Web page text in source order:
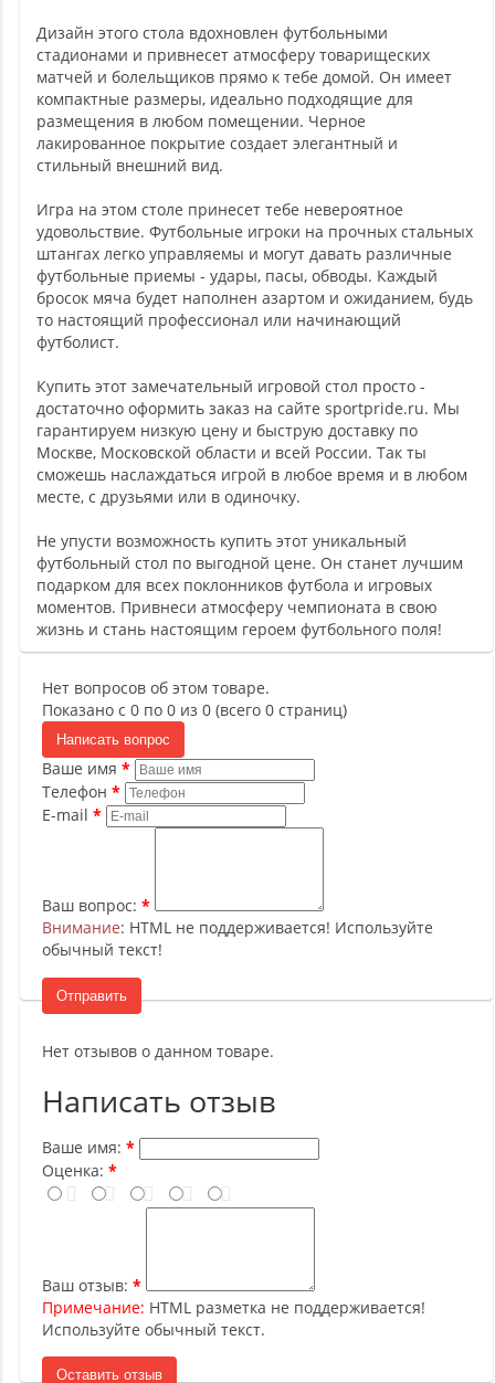
Дизайн этого стола вдохновлен футбольными
стадионами и привнесет атмосферу товарищеских
матчей и болельщиков прямо к тебе домой. Он имеет
компактные размеры, идеально подходящие для
размещения в любом помещении. Черное
лакированное покрытие создает элегантный и
стильный внешний вид.
Игра на этом столе принесет тебе невероятное
удовольствие. Футбольные игроки на прочных стальных
штангах легко управляемы и могут давать различные
футбольные приемы - удары, пасы, обводы. Каждый
бросок мяча будет наполнен азартом и ожиданием, будь
то настоящий профессионал или начинающий
футболист.
Купить этот замечательный игровой стол просто -
достаточно оформить заказ на сайте sportpride.ru. Мы
гарантируем низкую цену и быструю доставку по
Москве, Московской области и всей России. Так ты
сможешь наслаждаться игрой в любое время и в любом
месте, с друзьями или в одиночку.
Не упусти возможность купить этот уникальный
футбольный стол по выгодной цене. Он станет лучшим
подарком для всех поклонников футбола и игровых
моментов. Привнеси атмосферу чемпионата в свою
жизнь и стань настоящим героем футбольного поля!
Нет вопросов об этом товаре.
Показано с 0 по 0 из 0 (всего 0 страниц)
Написать вопрос
Ваше имя
Телефон
E-mail
Ваш вопрос:
Внимание: HTML не поддерживается! Используйте
обычный текст!
Отправить
Нет отзывов о данном товаре.
Написать отзыв
Ваше имя:
Оценка:
Ваш отзыв:
Примечание: HTML разметка не поддерживается!
Используйте обычный текст.
Оставить отзыв